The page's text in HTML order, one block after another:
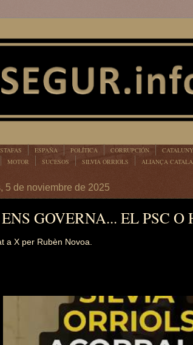
ESPAÑA POLÍTICA CORRUPCIÓN
MOTOR SUCESOS SILVIA ORRIOLS ALIANÇA
5 de noviembre de 2025
GOVERNA... EL PSC O
a X per Rubèn Novoa.